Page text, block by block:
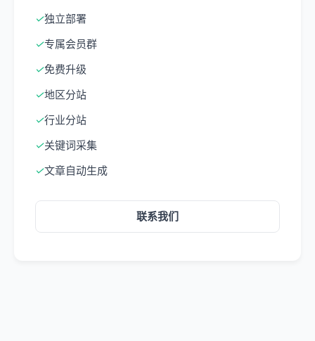
✓独立部署
✓专属会员群
✓免费升级
✓地区分站
✓行业分站
✓关键词采集
✓文章自动生成
联系我们